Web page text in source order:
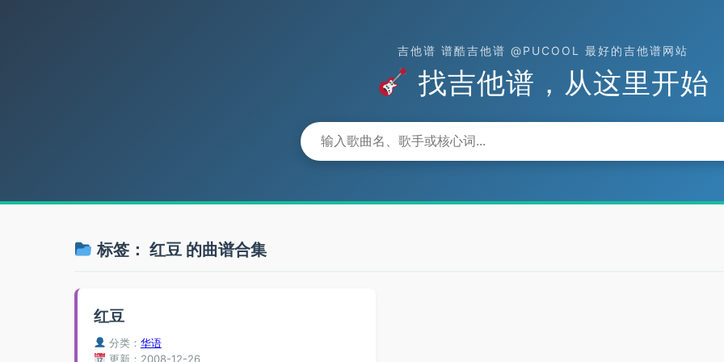
吉他谱 谱酷吉他谱 @PUCOOL 最好的吉他谱网站
找吉他谱，从这里开始
标签： 红豆的曲谱合集
红豆
分类： 华语
更新：2008-12-26